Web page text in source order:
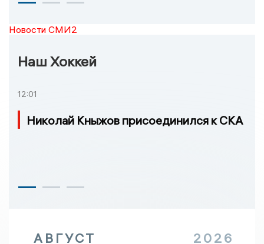
Новости СМИ2
Наш Хоккей
12:01
Николай Кныжов присоединился к СКА
АВГУСТ 2026